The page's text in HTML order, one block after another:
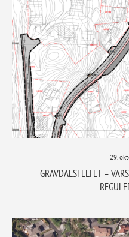
29.
GRAVDALSFELTET –